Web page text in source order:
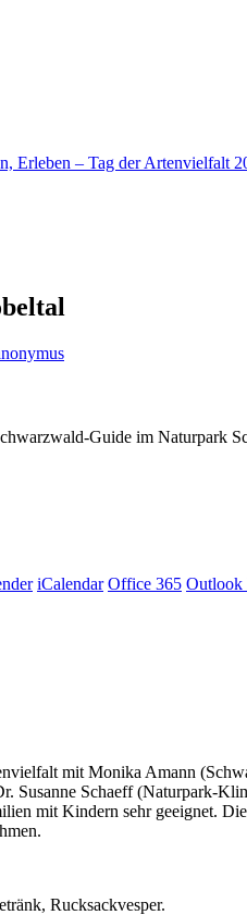
Erleben – Tag der Artenvielfalt
Guide im Naturpark
iCalendar Office 365 Outlook
mit Monika Amann
Susanne Schaeff (Naturpark-
mit Kindern sehr geeignet.
Rucksackvesper.